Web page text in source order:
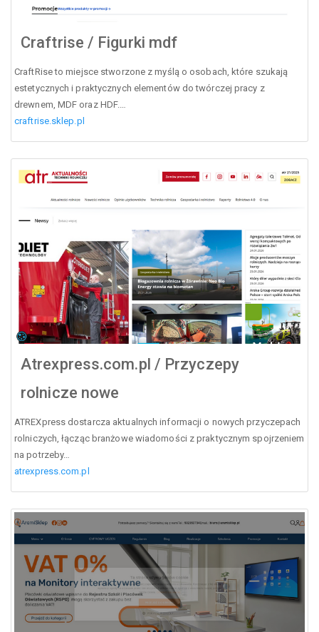
Craftrise / Figurki mdf
CraftRise to miejsce stworzone z myślą o osobach, które szukają
estetycznych i praktycznych elementów do twórczej pracy z
drewnem, MDF oraz HDF.…
craftrise.sklep.pl
Atrexpress.com.pl / Przyczepy
rolnicze nowe
ATREXpress dostarcza aktualnych informacji o nowych przyczepach
rolniczych, łącząc branżowe wiadomości z praktycznym spojrzeniem
na potrzeby…
atrexpress.com.pl